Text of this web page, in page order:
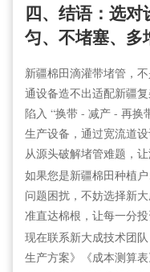
四、结语：选对
匀、不堵塞、多
新疆棉田滴灌带堵管，
通设备造不出适配新疆
陷入 “换带 - 减产 - 再换
生产设备，通过宽流道
从源头破解堵管难题，
如果您是新疆棉田种植
问题困扰，不妨选择新
准直达棉根，让每一分
现在联系新大成技术团
生产方案》《成本测算